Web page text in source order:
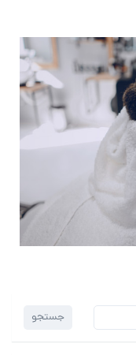
جستجو